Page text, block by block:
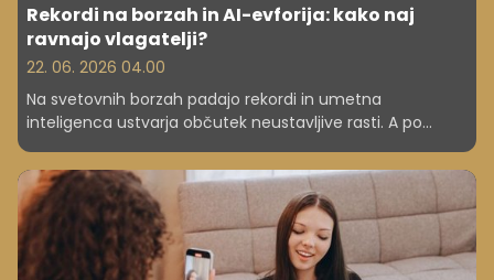
Rekordi na borzah in AI-evforija: kako naj
ravnajo vlagatelji?
22. 06. 2026 04.00
Na svetovnih borzah padajo rekordi in umetna
inteligenca ustvarja občutek neustavljive rasti. A po
Vezoviška se pod površjem skrivajo tveganja, ki jih številni
vlagatelji v času evforije spregledajo.